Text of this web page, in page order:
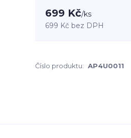
699 Kč/ks
699 Kč bez DPH
Číslo produktu: AP4U0011